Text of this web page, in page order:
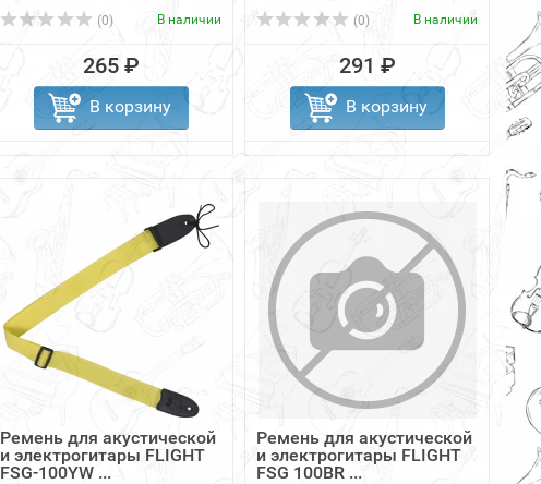
(0) В наличии
265 ₽
В корзину
(0) В наличии
291 ₽
В корзину
Ремень для акустической
и электрогитары FLIGHT
FSG-100YW ...
Ремень для акустической
и электрогитары FLIGHT
FSG 100BR ...